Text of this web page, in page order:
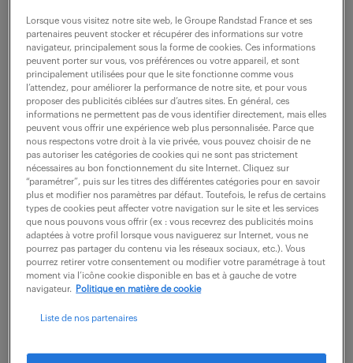
25 000 € / an
Comment transformeriez-vous vos compétences
logistiques en solutions efficaces en tant que
Technicien(ne) logistique / Logisticien(ne) (F/H) ? En
intégrant une équipe dynamique, vous aurez la...
voir l'offre
technicien logistique et
informatique (f/h)
Lorsque vous visitez notre site web, le Groupe Randstad France et ses
partenaires peuvent stocker et récupérer des informations sur votre
navigateur, principalement sous la forme de cookies. Ces informations
peuvent porter sur vous, vos préférences ou votre appareil, et sont
principalement utilisées pour que le site fonctionne comme vous
l’attendez, pour améliorer la performance de notre site, et pour vous
proposer des publicités ciblées sur d’autres sites. En général, ces
informations ne permettent pas de vous identifier directement, mais elles
peuvent vous offrir une expérience web plus personnalisée. Parce que
nous respectons votre droit à la vie privée, vous pouvez choisir de ne
pas autoriser les catégories de cookies qui ne sont pas strictement
nécessaires au bon fonctionnement du site Internet. Cliquez sur
“paramétrer”, puis sur les titres des différentes catégories pour en savoir
plus et modifier nos paramètres par défaut. Toutefois, le refus de certains
types de cookies peut affecter votre navigation sur le site et les services
que nous pouvons vous offrir (ex : vous recevrez des publicités moins
adaptées à votre profil lorsque vous naviguerez sur Internet, vous ne
pourrez pas partager du contenu via les réseaux sociaux, etc.). Vous
pourrez retirer votre consentement ou modifier votre paramétrage à tout
moment via l’icône cookie disponible en bas et à gauche de votre
navigateur.
Politique en matière de cookie
Liste de nos partenaires